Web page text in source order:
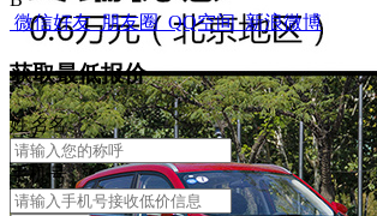
微信好友 朋友圈 QQ空间 新浪微博
获取最低报价
姓名名
手机号